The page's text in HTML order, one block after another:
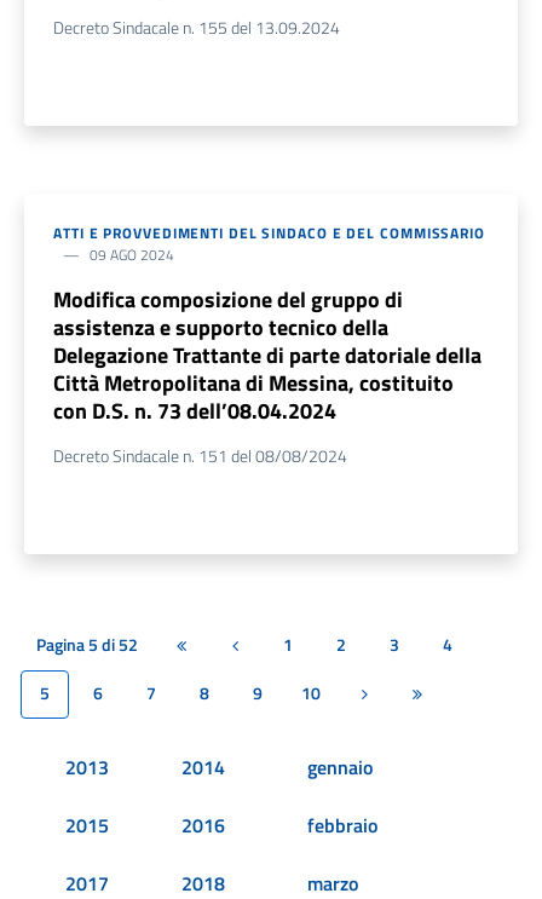
Decreto Sindacale n. 155 del 13.09.2024
ATTI E PROVVEDIMENTI DEL SINDACO E DEL COMMISSARIO
09 AGO 2024
Modifica composizione del gruppo di
assistenza e supporto tecnico della
Delegazione Trattante di parte datoriale della
Città Metropolitana di Messina, costituito
con D.S. n. 73 dell’08.04.2024
Decreto Sindacale n. 151 del 08/08/2024
Pagina 5 di 52 Prima paginaPagina precedente
1 2 3
4
5
6 7 8 9 10 Pagina successiva
Ultima pagina
2013
2014
2015
2016
2017
2018
gennaio
febbraio
marzo